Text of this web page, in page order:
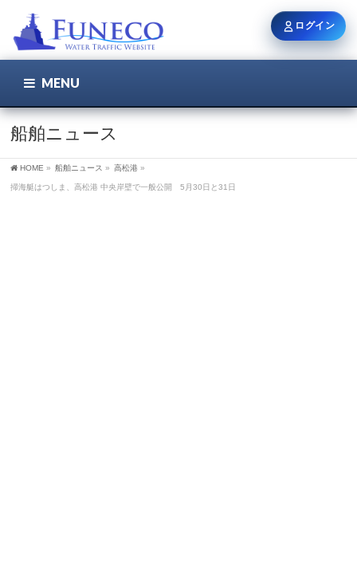
MENU
船舶ニュース
HOME » 船舶ニュース » 高松港 »
掃海艇はつしま、高松港 中央岸壁で一般公開 5月30日と31日
ログイン
ユーザー名 / メール